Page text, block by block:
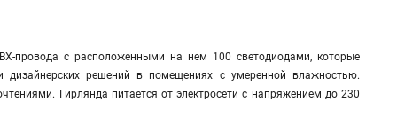
провода с расположенными на нем 100 светодиодами, которые
дизайнерских решений в помещениях с умеренной влажностью.
Гирлянда питается от электросети с напряжением до 230